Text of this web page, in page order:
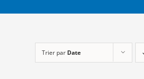
Trier par Date